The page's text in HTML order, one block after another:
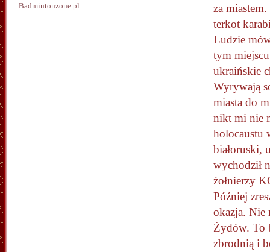
za
terkot
Ludzie
tym
ukraińskie
Wyrywają
miasta do
nikt mi nie
holocaustu
białoruski,
wychodził
żołnierzy
Później
okazja. Nie
Żydów. To
zbrodnią i
Badmintonzone.pl